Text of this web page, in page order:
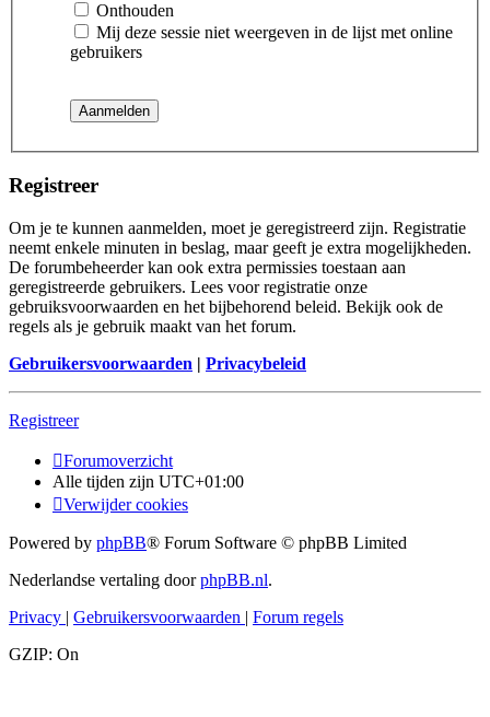
Onthouden
Mij deze sessie niet weergeven in de lijst met online
gebruikers
Registreer
Om je te kunnen aanmelden, moet je geregistreerd zijn. Registratie
neemt enkele minuten in beslag, maar geeft je extra mogelijkheden.
De forumbeheerder kan ook extra permissies toestaan aan
geregistreerde gebruikers. Lees voor registratie onze
gebruiksvoorwaarden en het bijbehorend beleid. Bekijk ook de
regels als je gebruik maakt van het forum.
Gebruikersvoorwaarden | Privacybeleid
Registreer
Forumoverzicht
Alle tijden zijn UTC+01:00
Verwijder cookies
Powered by phpBB® Forum Software © phpBB Limited
Nederlandse vertaling doorphpBB.nl.
Privacy | Gebruikersvoorwaarden | Forum regels
GZIP: On